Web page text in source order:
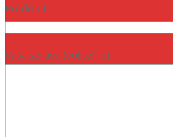
Predmet
Vaša správa (voliteľné)